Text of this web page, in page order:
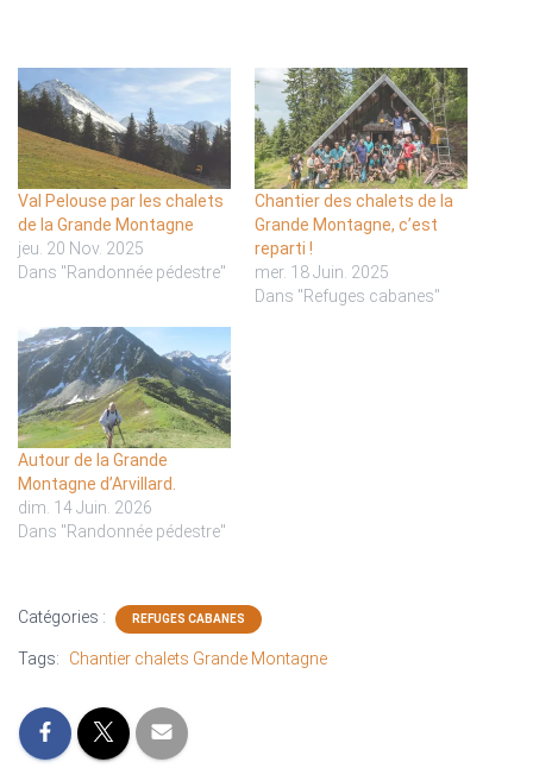
Val Pelouse par les chalets
de la Grande Montagne
jeu. 20 Nov. 2025
Dans "Randonnée pédestre"
Chantier des chalets de la
Grande Montagne, c’est
reparti !
mer. 18 Juin. 2025
Dans "Refuges cabanes"
Autour de la Grande
Montagne d’Arvillard.
dim. 14 Juin. 2026
Dans "Randonnée pédestre"
Catégories : REFUGES CABANES
Tags: Chantier chalets Grande Montagne